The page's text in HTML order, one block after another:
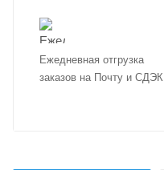
Ежедневная отгрузка
заказов на Почту и СДЭК